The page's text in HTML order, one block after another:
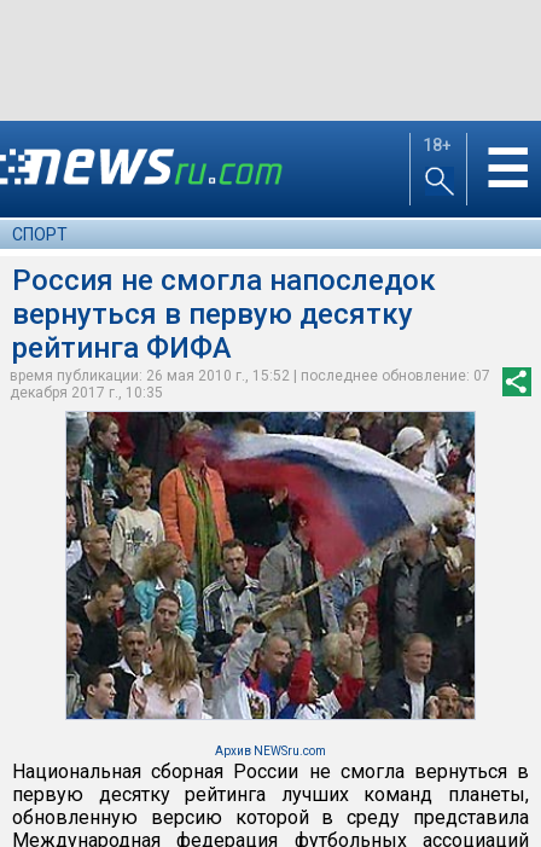
18+ ☰
СПОРТ
Россия не смогла напоследок
вернуться в первую десятку
рейтинга ФИФА
время публикации: 26 мая 2010 г., 15:52 | последнее обновление: 07
декабря 2017 г., 10:35
Архив NEWSru.com
Национальная сборная России не смогла вернуться в
первую десятку рейтинга лучших команд планеты,
обновленную версию которой в среду представила
Международная федерация футбольных ассоциаций